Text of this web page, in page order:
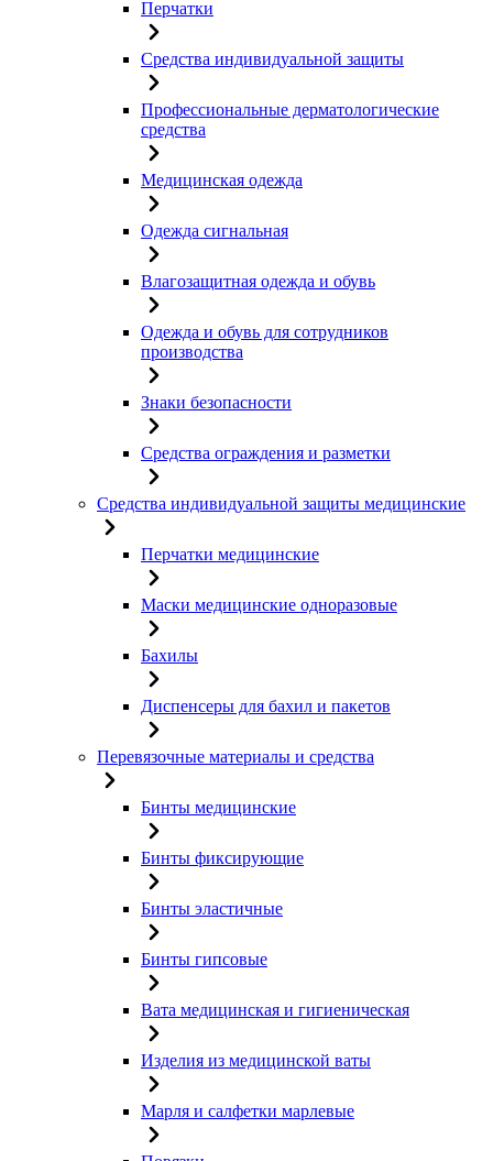
Перчатки
Средства индивидуальной защиты
Профессиональные дерматологические
средства
Медицинская одежда
Одежда сигнальная
Влагозащитная одежда и обувь
Одежда и обувь для сотрудников
производства
Знаки безопасности
Средства ограждения и разметки
Средства индивидуальной защиты медицинские
Перчатки медицинские
Маски медицинские одноразовые
Бахилы
Диспенсеры для бахил и пакетов
Перевязочные материалы и средства
Бинты медицинские
Бинты фиксирующие
Бинты эластичные
Бинты гипсовые
Вата медицинская и гигиеническая
Изделия из медицинской ваты
Марля и салфетки марлевые